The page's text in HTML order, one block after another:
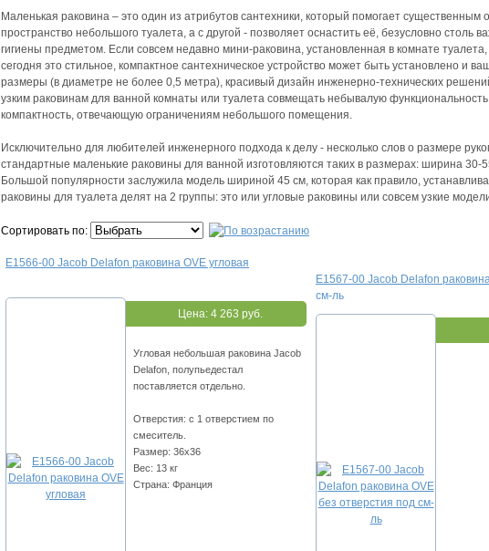
Маленькая раковина – это один из атрибутов сантехники, который помогает существенным
пространство небольшого туалета, а с другой - позволяет оснастить её, безусловно столь
гигиены предметом. Если совсем недавно мини-раковина, установленная в комнате
сегодня это стильное, компактное сантехническое устройство может быть установлено и
размеры (в диаметре не более 0,5 метра), красивый дизайн инженерно-технических
узким раковинам для ванной комнаты или туалета совмещать небывалую
компактность, отвечающую ограничениям небольшого помещения.
Исключительно для любителей инженерного подхода к делу - несколько слов о размере
стандартные маленькие раковины для ванной изготовляются таких в размерах: ширина 30-
Большой популярности заслужила модель шириной 45 см, которая как правило,
раковины для туалета делят на 2 группы: это или угловые раковины или совсем узкие
Сортировать по:
E1566-00 Jacob Delafon раковина OVE угловая
Цена: 4 263 руб.
Угловая небольшая раковина Jacob
Delafon, полупьедестал
поставляется отдельно.
Отверстия: с 1 отверстием по
смеситель.
Размер: 36х36
Вес: 13 кг
Страна: Франция
E1567-00 Jacob Delafon
см-ль